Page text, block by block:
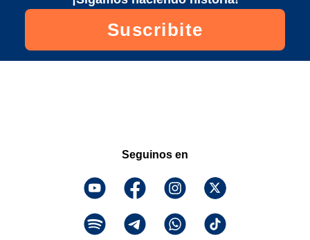
Suscribite
Seguinos en